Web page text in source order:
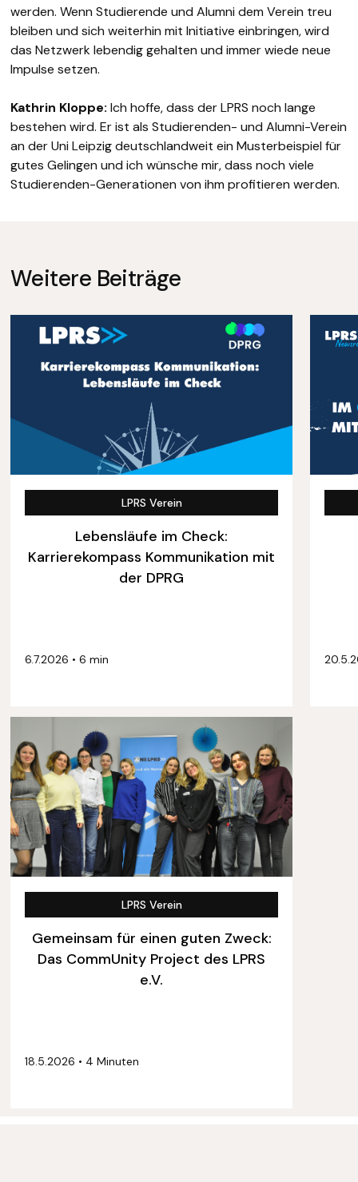
werden. Wenn Studierende und Alumni dem Verein treu
bleiben und sich weiterhin mit Initiative einbringen, wird
das Netzwerk lebendig gehalten und immer wiede neue
Impulse setzen.
Kathrin Kloppe: Ich hoffe, dass der LPRS noch lange
bestehen wird. Er ist als Studierenden- und Alumni-Verein
an der Uni Leipzig deutschlandweit ein Musterbeispiel für
gutes Gelingen und ich wünsche mir, dass noch viele
Studierenden-Generationen von ihm profitieren werden.
Weitere Beiträge
LPRS Verein
Lebensläufe im Check:
Karrierekompass Kommunikation mit
der DPRG
6.7.2026 •6 min
LPRS Verein
Gemeinsam für einen guten Zweck:
Das CommUnity Project des LPRS
e.V.
18.5.2026 • 4 Minuten